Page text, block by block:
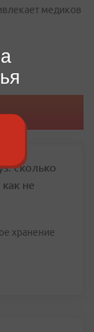
медиков
сколько
не
хранение